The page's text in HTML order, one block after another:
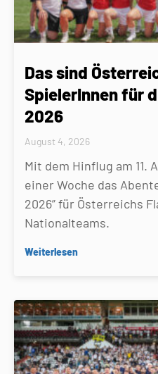
Das sind
SpielerInnen für
2026
August 4, 2026
Mit dem Hinflug am 11.
einer Woche das
2026” für Österreichs
Nationalteams.
Weiterlesen